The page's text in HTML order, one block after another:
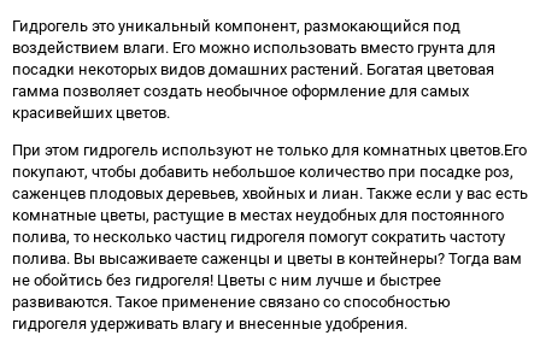
Гидрогель это уникальный компонент, размокающийся под
воздействием влаги. Его можно использовать вместо грунта для
посадки некоторых видов домашних растений. Богатая цветовая
гамма позволяет создать необычное оформление для самых
красивейших цветов.
При этом гидрогель используют не только для комнатных цветов.Его
покупают, чтобы добавить небольшое количество при посадке роз,
саженцев плодовых деревьев, хвойных и лиан. Также если у вас есть
комнатные цветы, растущие в местах неудобных для постоянного
полива, то несколько частиц гидрогеля помогут сократить частоту
полива. Вы высаживаете саженцы и цветы в контейнеры? Тогда вам
не обойтись без гидрогеля! Цветы с ним лучше и быстрее
развиваются. Такое применение связано со способностью
гидрогеля удерживать влагу и внесенные удобрения.